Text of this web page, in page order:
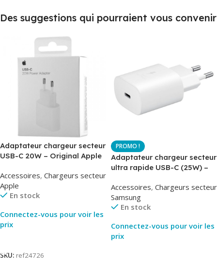
Des suggestions qui pourraient vous convenir
Adaptateur chargeur secteur
USB-C 20W – Original Apple
Original
Accessoires, Chargeurs secteur
Apple
En stock
Connectez-vous pour voir les
prix
SKU: ref24726
Adaptateur chargeur secteur
ultra rapide USB-C (25W) –
EP-TA800
Accessoires, Chargeurs secteur
Samsung
En stock
Connectez-vous pour voir les
prix